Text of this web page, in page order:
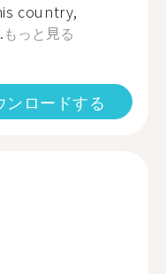
country,
もっと見る
ンロードする